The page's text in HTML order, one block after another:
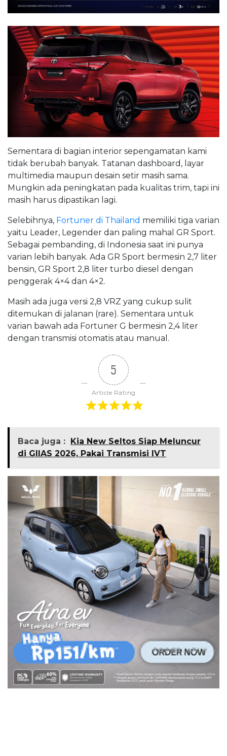
Sementara di bagian interior sepengamatan kami
tidak berubah banyak. Tatanan dashboard, layar
multimedia maupun desain setir masih sama.
Mungkin ada peningkatan pada kualitas trim, tapi ini
masih harus dipastikan lagi.
Selebihnya, Fortuner di Thailand memiliki tiga varian
yaitu Leader, Legender dan paling mahal GR Sport.
Sebagai pembanding, di Indonesia saat ini punya
varian lebih banyak. Ada GR Sport bermesin 2,7 liter
bensin, GR Sport 2,8 liter turbo diesel dengan
penggerak 4×4 dan 4×2.
Masih ada juga versi 2,8 VRZ yang cukup sulit
ditemukan di jalanan (rare). Sementara untuk
varian bawah ada Fortuner G bermesin 2,4 liter
dengan transmisi otomatis atau manual.
5
Article Rating
Baca juga : Kia New Seltos Siap Meluncur
di GIIAS 2026, Pakai Transmisi IVT